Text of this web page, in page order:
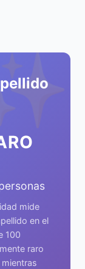
mide
en el
100
raro